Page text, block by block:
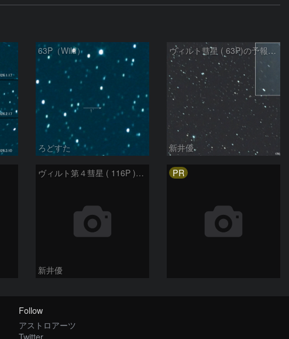
63P（Wild）
ろどすた
ヴィルト彗星 ( 63P)の予報位置：2026/01/27
新井優
ヴィルト第４彗星 ( 116P )：2023/05/17
新井優
PR
Follow
アストロアーツ
Twitter